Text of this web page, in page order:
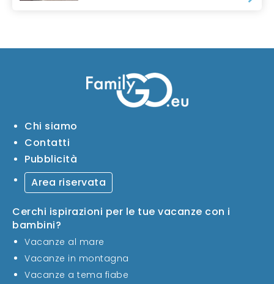
Chi siamo
Contatti
Pubblicità
Area riservata
Cerchi ispirazioni per le tue vacanze con i
bambini?
Vacanze al mare
Vacanze in montagna
Vacanze a tema fiabe